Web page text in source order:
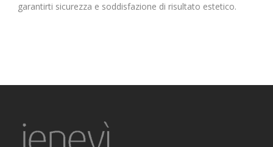
garantirti sicurezza e soddisfazione di risultato estetico.